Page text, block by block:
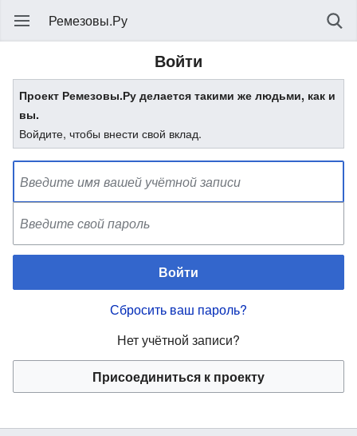
Ремезовы.Ру
Войти
Проект Ремезовы.Ру делается такими же людьми, как и
вы.
Войдите, чтобы внести свой вклад.
Войти
Сбросить ваш пароль?
Нет учётной записи?
Присоединиться к проекту